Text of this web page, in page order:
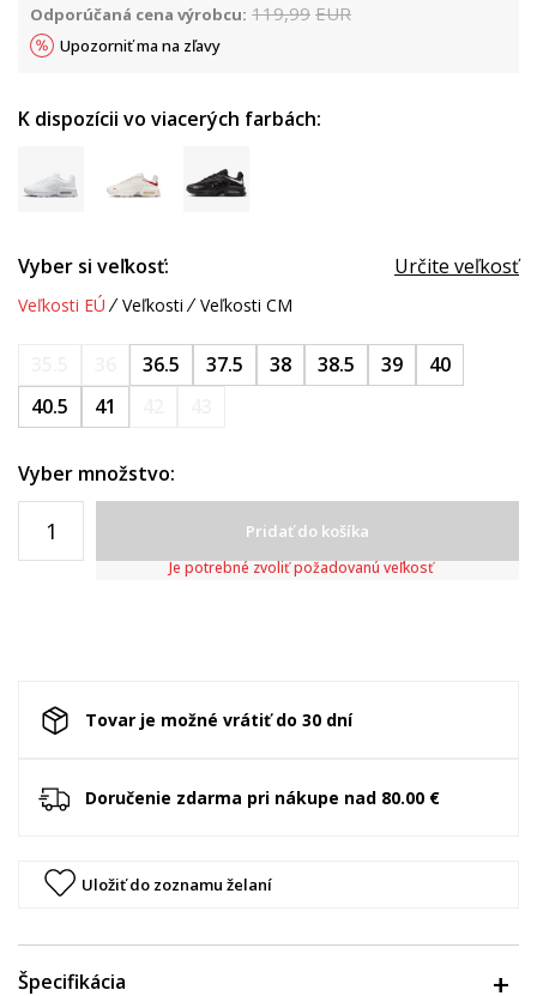
Odporúčaná cena výrobcu: 119,99 EUR
Upozorniť ma na zľavy
K dispozícii vo viacerých farbách:
Vyber si veľkosť: Určite veľkosť
Veľkosti EÚ Veľkosti Veľkosti CM
36.5 37.5 38 38.5 39
40
40.5
41
Vyber množstvo:
Pridať do košíka
Je potrebné zvoliť požadovanú veľkosť
Tovar je možné vrátiť do 30 dní
Doručenie zdarma pri nákupe nad 80.00 €
Uložiť do zoznamu želaní
Špecifikácia